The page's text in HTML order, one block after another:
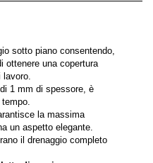
sotto piano consentendo,
ottenere una copertura
1 mm di spessore, è
la massima
un aspetto elegante.
il drenaggio completo